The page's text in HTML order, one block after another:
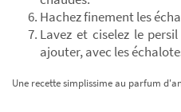
Hachez finement les
Lavez et ciselez le
ajouter, avec les
Une recette simplissime au parfum